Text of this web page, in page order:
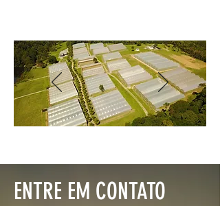
ENTRE EM CONTATO